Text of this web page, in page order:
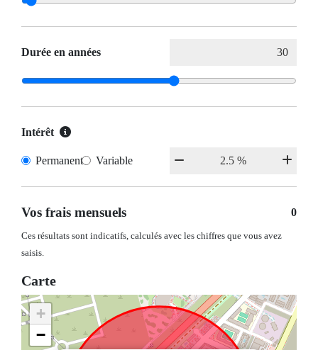
Durée en années
Intérêt
Permanent Variable
Vos frais mensuels 0
Ces résultats sont indicatifs, calculés avec les chiffres que vous avez
saisis.
Carte
+
−